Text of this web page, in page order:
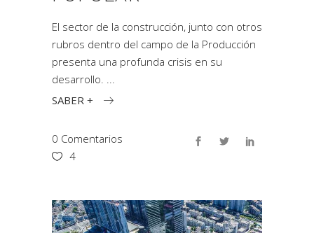
El sector de la construcción, junto con otros
rubros dentro del campo de la Producción
presenta una profunda crisis en su
desarrollo.
SABER +
0 Comentarios
4